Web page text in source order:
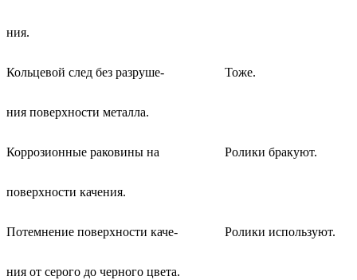
ния.
Кольцевой след без разруше- Тоже.
ния поверхности металла.
Коррозионные раковины на Ролики бракуют.
поверхности качения.
Потемнение поверхности каче- Ролики используют.
ния от серого до черного цвета.